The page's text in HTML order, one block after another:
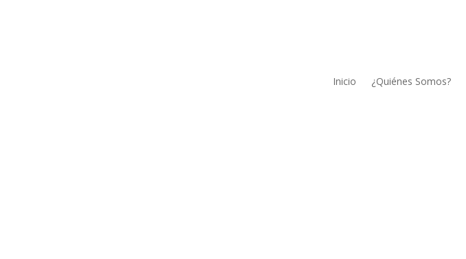
Inicio ¿Quiénes Somos?